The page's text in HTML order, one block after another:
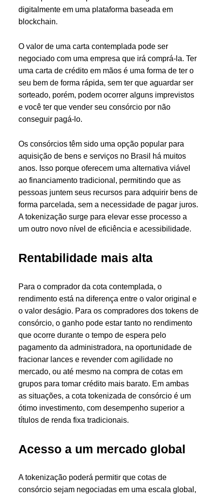
digitalmente em uma plataforma baseada em
blockchain.
O valor de uma carta contemplada pode ser
negociado com uma empresa que irá comprá-la. Ter
uma carta de crédito em mãos é uma forma de ter o
seu bem de forma rápida, sem ter que aguardar ser
sorteado, porém, podem ocorrer alguns imprevistos
e você ter que vender seu consórcio por não
conseguir pagá-lo.
Os consórcios têm sido uma opção popular para
aquisição de bens e serviços no Brasil há muitos
anos. Isso porque oferecem uma alternativa viável
ao financiamento tradicional, permitindo que as
pessoas juntem seus recursos para adquirir bens de
forma parcelada, sem a necessidade de pagar juros.
A tokenização surge para elevar esse processo a
um outro novo nível de eficiência e acessibilidade.
Rentabilidade mais alta
Para o comprador da cota contemplada, o
rendimento está na diferença entre o valor original e
o valor deságio. Para os compradores dos tokens de
consórcio, o ganho pode estar tanto no rendimento
que ocorre durante o tempo de espera pelo
pagamento da administradora, na oportunidade de
fracionar lances e revender com agilidade no
mercado, ou até mesmo na compra de cotas em
grupos para tomar crédito mais barato. Em ambas
as situações, a cota tokenizada de consórcio é um
ótimo investimento, com desempenho superior a
títulos de renda fixa tradicionais.
Acesso a um mercado global
A tokenização poderá permitir que cotas de
consórcio sejam negociadas em uma escala global,